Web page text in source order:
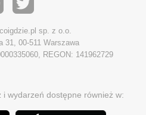
sp. z o.o.
31, 00-511 Warszawa
REGON: 141962729
wydarzeń dostępne również w: